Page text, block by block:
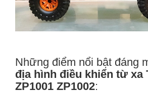
Những điểm nổi bật đáng
địa hình điều khiển từ xa
ZP1001 ZP1002: